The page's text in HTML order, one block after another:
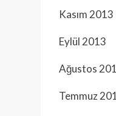
Kasım 2013
Eylül 2013
Ağustos
Temmuz